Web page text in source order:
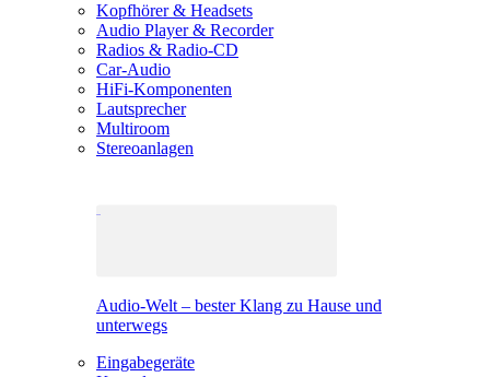
Kopfhörer & Headsets
Audio Player & Recorder
Radios & Radio-CD
Car-Audio
HiFi-Komponenten
Lautsprecher
Multiroom
Stereoanlagen
Audio-Welt – bester Klang zu Hause und
unterwegs
Eingabegeräte